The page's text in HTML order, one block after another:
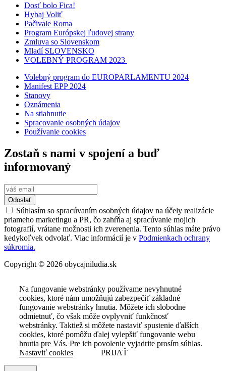
Dosť bolo Fica!
Hybaj Voliť
Pačivale Roma
Program Európskej ľudovej strany
Zmluva so Slovenskom
Mladí SLOVENSKO
VOLEBNÝ PROGRAM 2023
Volebný program do EUROPARLAMENTU 2024
Manifest EPP 2024
Stanovy
Oznámenia
Na stiahnutie
Spracovanie osobných údajov
Používanie cookies
Zostaň s nami v spojení a buď
informovaný
Odoslať
Súhlasím so spracúvaním osobných údajov na účely realizácie
priameho marketingu a PR, čo zahŕňa aj spracúvanie mojich
fotografií, vrátane možnosti ich zverenenia. Tento súhlas máte právo
kedykoľvek odvolať. Viac informácií je v Podmienkach ochrany
súkromia.
Copyright © 2026 obycajniludia.sk
Na fungovanie webstránky používame nevyhnutné
cookies, ktoré nám umožňujú zabezpečiť základné
fungovanie webstránky hnutia. Môžete ich slobodne
odmietnuť, čo však môže ovplyvniť funkčnosť
webstránky. Taktiež si môžete nastaviť spustenie ďalších
cookies, ktoré pomôžu ďalej vylepšiť fungovanie webu
hnutia pre Vás. Pre ich povolenie vyjadrite prosím súhlas.
Nastaviť cookies
PRIJAŤ